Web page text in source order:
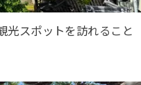
光スポットを訪れること